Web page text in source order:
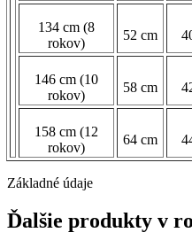
134 cm (8
rokov)
52 cm
146 cm (10
rokov)
58 cm
158 cm (12
rokov)
64 cm
Základné údaje
Ďalšie produkty v